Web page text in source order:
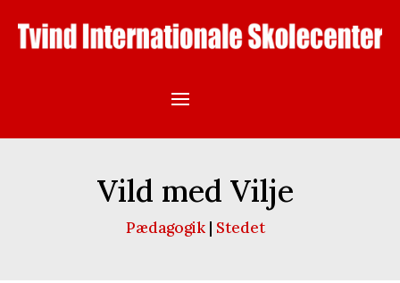
Vild med Vilje
Pædagogik| Stedet